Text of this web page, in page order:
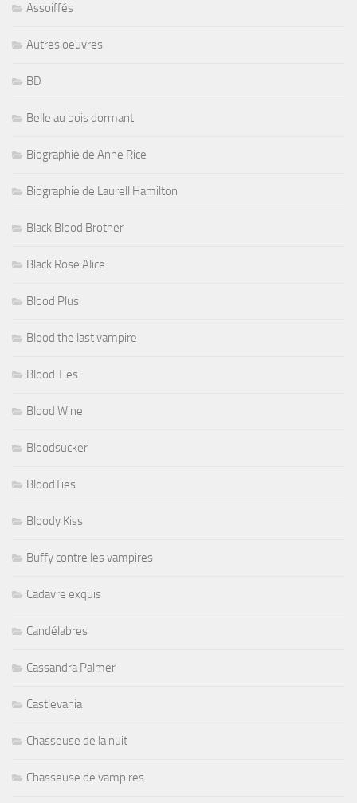
Assoiffés
Autres oeuvres
BD
Belle au bois dormant
Biographie de Anne Rice
Biographie de Laurell Hamilton
Black Blood Brother
Black Rose Alice
Blood Plus
Blood the last vampire
Blood Ties
Blood Wine
Bloodsucker
BloodTies
Bloody Kiss
Buffy contre les vampires
Cadavre exquis
Candélabres
Cassandra Palmer
Castlevania
Chasseuse de la nuit
Chasseuse de vampires